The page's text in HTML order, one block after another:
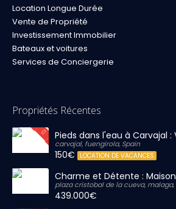
Location Longue Durée
Vente de Propriété
Investissement Immobilier
Bateaux et voitures
Services de Conciergerie
Propriétés Récentes
Pieds dans l'eau à Carvajal
carvajal, fuengirola, Spain
150€ LOCATION DE VACANCES
Charme et Détente :
plaza cristobal de la cueva, malaga,
439.000€